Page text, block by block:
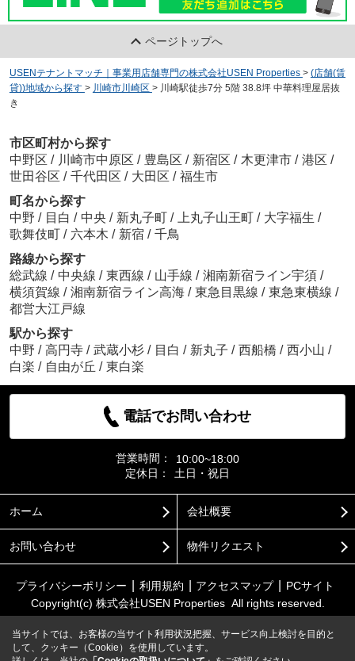
ページトップへ
USENテナントマッチ｜事業用店舗専門の株式会社USEN Properties > (店舗(賃
貸))地域から探す > 川崎市川崎区 > 川崎駅徒歩7分 5階 38.8坪 中華料理屋居抜
き
市区町村から探す
中野区 / 川崎市中原区 / 豊島区 / 新宿区 / 木更津市 / 港区 /
世田谷区 / 千代田区 / 大田区 / 福生市
町名から探す
中野 / 目白 / 中央 / 新丸子町 / 上丸子山王町 / 大字福生 /
歌舞伎町 / 六本木 / 新宿 / 千鳥
路線から探す
総武線 / 中央線 / 東西線 / 山手線 / 湘南新宿ライン宇須 /
横須賀線 / 湘南新宿ライン高海 / 東急目黒線 / 東急東横線 /
都営大江戸線
駅から探す
中野 / 高円寺 / 武蔵小杉 / 目白 / 新丸子 / 西船橋 / 西小山 /
白楽 / 自由が丘 / 東白楽
電話でお問い合わせ
営業時間：
10:00~18:00
定休日：
土日・祝日
ホーム 会社概要
お問い合わせ 物件リクエスト
プライバシーポリシー 利用規約 アクセスマップ
PCサイト
Copyright(c) 株式会社USEN Properties All rights reserved.
当サイトでは、お客様の当サイト利用状況把握、サービス向上検討を目的と
して、クッキー（Cookie）を使用しています。